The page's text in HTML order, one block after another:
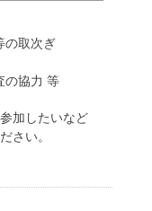
の取次ぎ
の協力 等
加したいなど
さい。